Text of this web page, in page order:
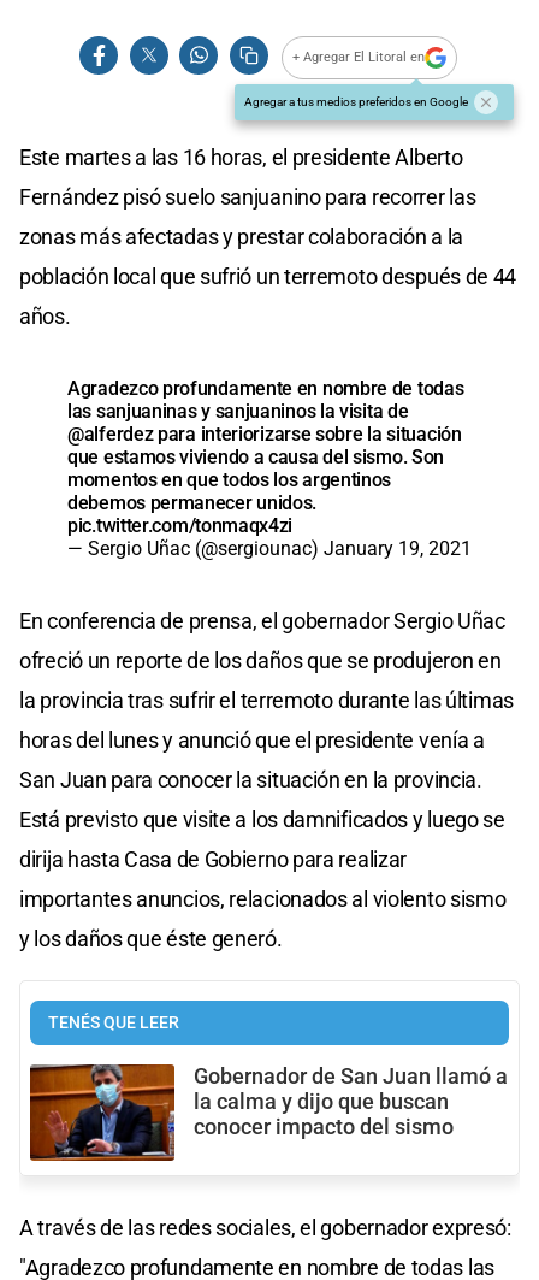
+ Agregar El Litoral en
Agregar a tus medios preferidos en Google
Este martes a las 16 horas, el presidente Alberto
Fernández pisó suelo sanjuanino para recorrer las
zonas más afectadas y prestar colaboración a la
población local que sufrió un terremoto después de 44
años.
Agradezco profundamente en nombre de todas
las sanjuaninas y sanjuaninos la visita de
@alferdezpara interiorizarse sobre la situación
que estamos viviendo a causa del sismo. Son
momentos en que todos los argentinos
debemos permanecer unidos.
pic.twitter.com/tonmaqx4zi
— Sergio Uñac (@sergiounac) January 19, 2021
En conferencia de prensa, el gobernador Sergio Uñac
ofreció un reporte de los daños que se produjeron en
la provincia tras sufrir el terremoto durante las últimas
horas del lunes y anunció que el presidente venía a
San Juan para conocer la situación en la provincia.
Está previsto que visite a los damnificados y luego se
dirija hasta Casa de Gobierno para realizar
importantes anuncios, relacionados al violento sismo
y los daños que éste generó.
TENÉS QUE LEER
Gobernador de San Juan llamó a
la calma y dijo que buscan
conocer impacto del sismo
A través de las redes sociales, el gobernador expresó:
"Agradezco profundamente en nombre de todas las